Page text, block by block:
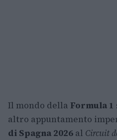
Il mondo della Formula 1
altro appuntamento
di Spagna 2026 al Circuit